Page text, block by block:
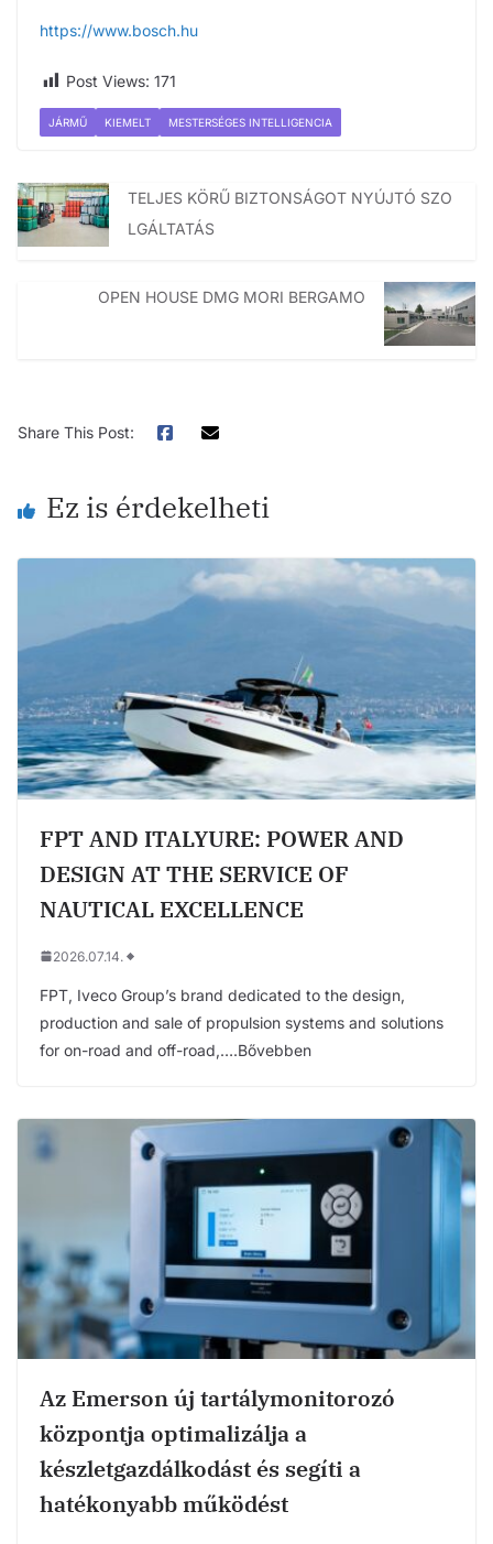
https://www.bosch.hu
Post Views: 171
JÁRMŰ KIEMELT MESTERSÉGES INTELLIGENCIA
TELJES KÖRŰ BIZTONSÁGOT NYÚJTÓ SZO
LGÁLTATÁS
OPEN HOUSE DMG MORI BERGAMO
Share This Post:
Ez is érdekelheti
FPT AND ITALYURE: POWER AND
DESIGN AT THE SERVICE OF
NAUTICAL EXCELLENCE
2026.07.14.
FPT, Iveco Group’s brand dedicated to the design,
production and sale of propulsion systems and solutions
for on-road and off-road,….Bővebben
Az Emerson új tartálymonitorozó
központja optimalizálja a
készletgazdálkodást és segíti a
hatékonyabb működést